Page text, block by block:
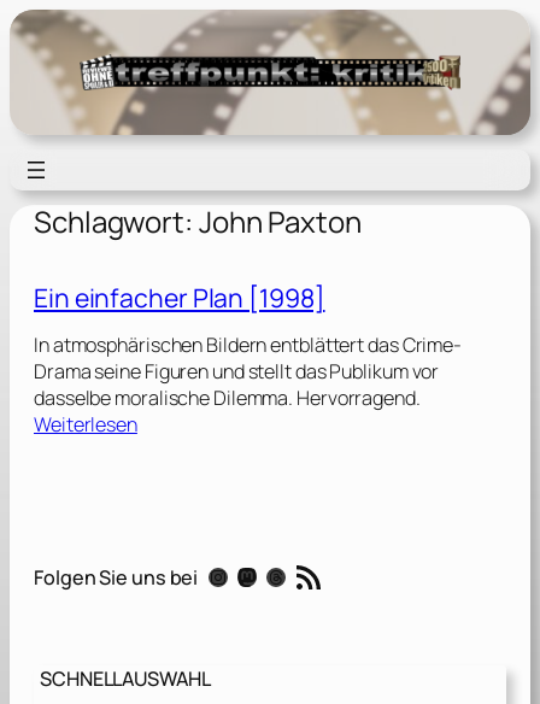
Zum
Inhalt
springen
Schlagwort: John Paxton
Ein einfacher Plan [1998]
In atmosphärischen Bildern entblättert das Crime-
Drama seine Figuren und stellt das Publikum vor
dasselbe moralische Dilemma. Hervorragend.
Weiterlesen:
n
h
Folgen Sie uns bei Instagram Mastodon Threads RSS-Feed
SCHNELLAUSWAHL